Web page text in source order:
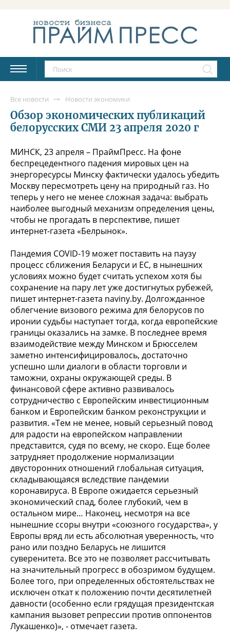
Все новости Новости экономики
Обзор экономических публикаций
белорусских СМИ 23 апреля 2020 г
МИНСК, 23 апреля – ПраймПресс. На фоне
беспрецедентного падения мировых цен на
энергоресурсы Минску фактически удалось убедить
Москву пересмотреть цену на природный газ. Но
теперь у него не менее сложная задача: выбрать
наиболее выгодный механизм определения цены,
чтобы не прогадать в перспективе, пишет
интернет-газета «Белрынок».
Пандемия COVID-19 может поставить на паузу
процесс сближения Беларуси и ЕС, в нынешних
условиях можно будет считать успехом хотя бы
сохранение на пару лет уже достигнутых рубежей,
пишет интернет-газета naviny.by. Долгожданное
облегчение визового режима для белорусов по
иронии судьбы наступает тогда, когда европейские
границы оказались на замке. В последнее время
взаимодействие между Минском и Брюсселем
заметно интенсифицировалось, достаточно
успешно шли диалоги в области торговли и
таможни, охраны окружающей среды. В
финансовой сфере активно развивалось
сотрудничество с Европейским инвестиционным
банком и Европейским банком реконструкции и
развития. «Тем не менее, новый серьезный повод
для радости на европейском направлении
представится, судя по всему, не скоро. Еще более
затрудняет продолжение нормализации
двусторонних отношений глобальная ситуация,
складывающаяся вследствие пандемии
коронавируса. В Европе ожидается серьезный
экономический спад, более глубокий, чем в
остальном мире… Наконец, несмотря на все
нынешние ссоры внутри «союзного государства», у
Европы вряд ли есть абсолютная уверенность, что
рано или поздно Беларусь не лишится
суверенитета. Все это не позволяет рассчитывать
на значительный прогресс в обозримом будущем.
Более того, при определенных обстоятельствах не
исключен откат к положению почти десятилетней
давности (особенно если грядущая президентская
кампания вызовет репрессии против оппонентов
Лукашенко)», - отмечает газета.